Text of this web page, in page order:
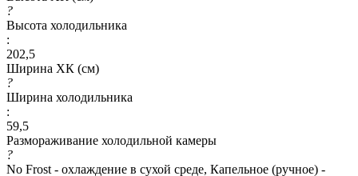
?
Высота холодильника
:
202,5
Ширина ХК (см)
?
Ширина холодильника
:
59,5
Размораживание холодильной камеры
?
No Frost - охлаждение в сухой среде, Капельное (ручное) -